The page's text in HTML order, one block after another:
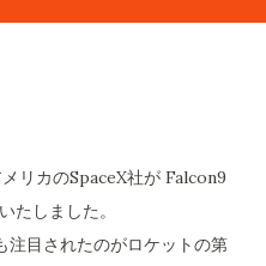
リカのSpaceX社が Falcon9
たしました。
注目されたのがロケットの第